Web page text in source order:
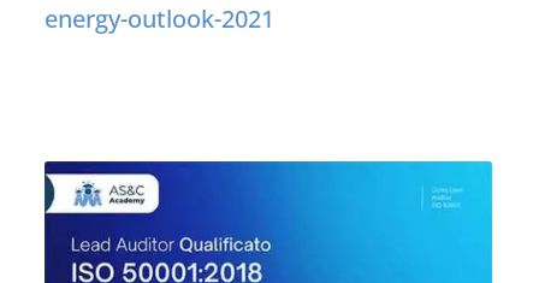
energy-outlook-2021